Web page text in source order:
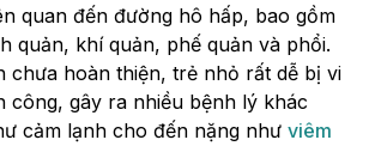
quan đến đường hô hấp, bao gồm
quản, khí quản, phế quản và phổi.
chưa hoàn thiện, trẻ nhỏ rất dễ bị vi
công, gây ra nhiều bệnh lý khác
cảm lạnh cho đến nặng như viêm